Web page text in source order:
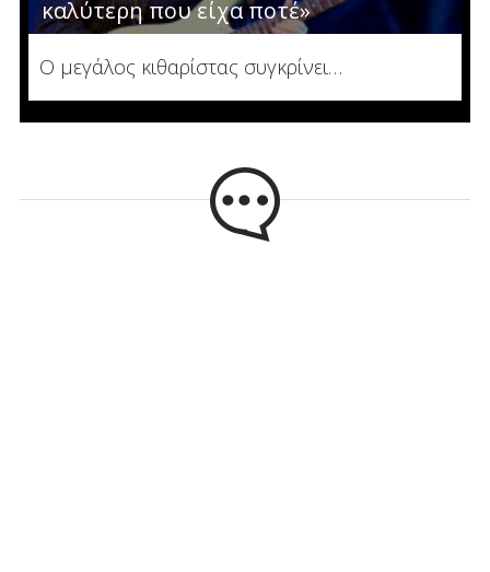
καλύτερη που είχα ποτέ»
Ο μεγάλος κιθαρίστας συγκρίνει…